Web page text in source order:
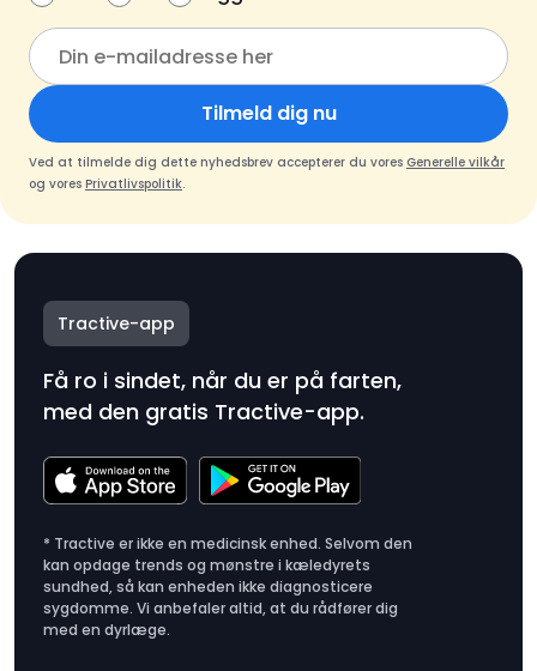
Tilmeld dig nu
Ved at tilmelde dig dette nyhedsbrev accepterer du vores Generelle vilkår
og vores Privatlivspolitik.
Tractive-app
Få ro i sindet, når du er på farten,
med den gratis Tractive-app.
* Tractive er ikke en medicinsk enhed. Selvom den
kan opdage trends og mønstre i kæledyrets
sundhed, så kan enheden ikke diagnosticere
sygdomme. Vi anbefaler altid, at du rådfører dig
med en dyrlæge.